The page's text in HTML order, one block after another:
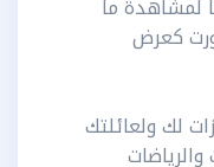
كعرض
لك ولعائلتك